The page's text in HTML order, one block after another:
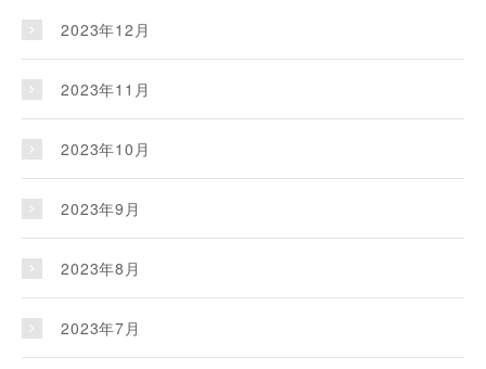
2023年12月
2023年11月
2023年10月
2023年9月
2023年8月
2023年7月